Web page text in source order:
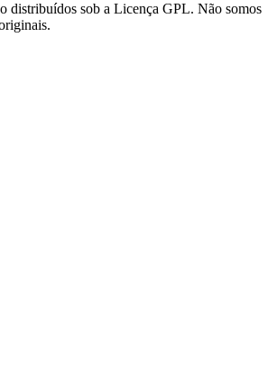
distribuídos sob a Licença GPL. Não somos